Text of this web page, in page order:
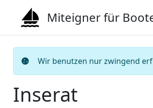
Miteigner für
Wir benutzen nur zwingend
Inserat